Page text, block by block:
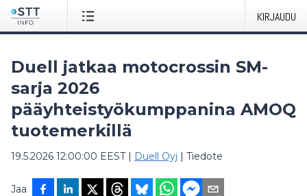
KIRJAUDU
Duell jatkaa motocrossin SM-
sarja 2026
pääyhteistyökumppanina AMOQ
tuotemerkillä
19.5.2026 12:00:00 EEST| Duell Oyj | Tiedote
Jaa